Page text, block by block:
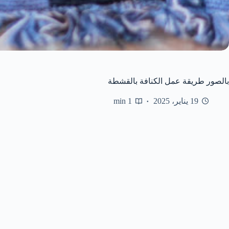
بالصور طريقة عمل الكنافة بالقشطة
19 يناير، 2025 1 min